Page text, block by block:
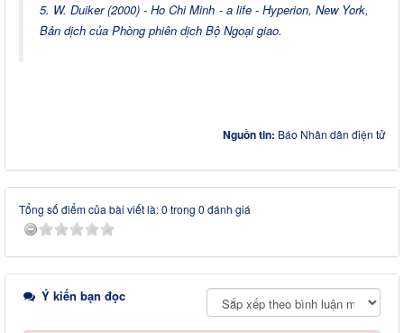
5. W. Duiker (2000) - Ho Chi Minh - a life - Hyperion, New York,
Bản dịch của Phòng phiên dịch Bộ Ngoại giao.
Nguồn tin: Báo Nhân dân điện tử
Tổng số điểm của bài viết là: 0 trong 0 đánh giá
Ý kiến bạn đọc